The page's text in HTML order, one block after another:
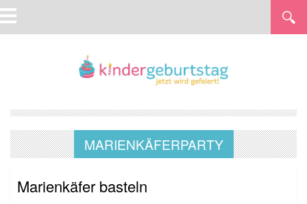
MARIENKÄFERPARTY
Marienkäfer basteln